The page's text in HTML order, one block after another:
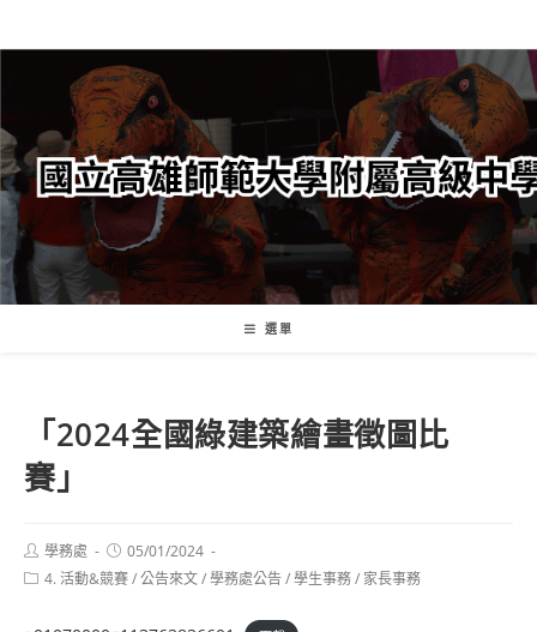
轉
要
內
容
選單
「2024全國綠建築繪畫徵圖比
賽」
Post
author:
學務處
Post
published:
05/01/2024
Post4. 活動&競賽/公告來文/學務處公告/學生事務/ 家長事務